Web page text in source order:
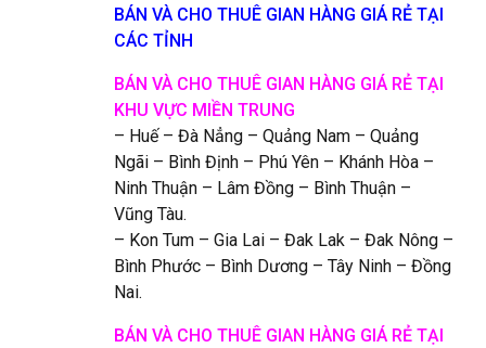
BÁN VÀ CHO THUÊ GIAN HÀNG GIÁ RẺ TẠI
CÁC TỈNH
BÁN VÀ CHO THUÊ GIAN HÀNG GIÁ RẺ TẠI
KHU VỰC MIỀN TRUNG
– Huế – Đà Nẳng – Quảng Nam – Quảng
Ngãi – Bình Định – Phú Yên – Khánh Hòa –
Ninh Thuận – Lâm Đồng – Bình Thuận –
Vũng Tàu.
– Kon Tum – Gia Lai – Đak Lak – Đak Nông –
Bình Phước – Bình Dương – Tây Ninh – Đồng
Nai.
BÁN VÀ CHO THUÊ GIAN HÀNG GIÁ RẺ TẠI